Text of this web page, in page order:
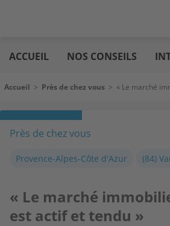
au
contenu
immo
ACCUEIL NOS CONSEILS
Fil d'Ariane
Accueil > Près de chez vous > « Le marché
Près de chez vous
Provence-Alpes-Côte d'Azur (84)
« Le marché
est actif et tendu »